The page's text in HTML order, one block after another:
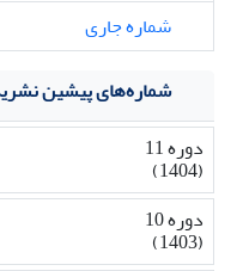
شماره جاری
شماره‌های پیشین
دوره 11
(1404)
دوره 10
(1403)